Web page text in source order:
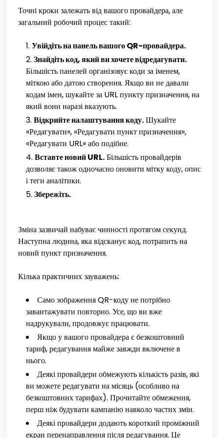
Точні кроки залежать від вашого провайдера, але
загальний робочий процес такий:
Увійдіть на панель вашого QR-провайдера.
Знайдіть код, який ви хочете відредагувати.
Більшість панелей організовує коди за іменем,
міткою або датою створення. Якщо ви не давали
кодам імен, шукайте за URL пункту призначення, на
який вони наразі вказують.
Відкрийте налаштування коду.Шукайте
«Редагувати», «Редагувати пункт призначення»,
«Редагувати URL» або подібне.
Вставте новий URL.Більшість провайдерів
дозволяє також одночасно оновити мітку коду, опис
і теги аналітики.
Збережіть.
Зміна зазвичай набуває чинності протягом секунд.
Наступна людина, яка відсканує код, потрапить на
новий пункт призначення.
Кілька практичних зауважень:
Само зображення QR-коду не потрібно
завантажувати повторно. Усе, що ви вже
надрукували, продовжує працювати.
Якщо у вашого провайдера є безкоштовний
тариф, редагування майже завжди включене в
нього.
Деякі провайдери обмежують кількість разів, які
ви можете редагувати на місяць (особливо на
безкоштовних тарифах). Прочитайте обмеження,
перш ніж будувати кампанію навколо частих змін.
Деякі провайдери додають короткий проміжний
екран перенаправлення після редагування. Це